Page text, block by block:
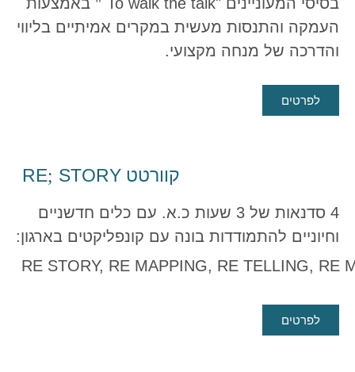
העמקה והתנסות מעשית במקרים אמיתיים בליווי
והדרכה של מנחה מקצועי.
לפרטים
קוורטט RE; STORY
4 סדנאות של 3 שעות כ.א. עם כלים חדשניים
וחיוניים להתמודדות בונה עם קונפליקטים בארגון:
RE STORY, RE MAPPING, RE TELLING, RE
לפרטים